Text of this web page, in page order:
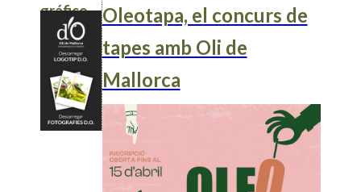
gráfico
Oleotapa, el concurs de
tapes amb Oli de
Mallorca